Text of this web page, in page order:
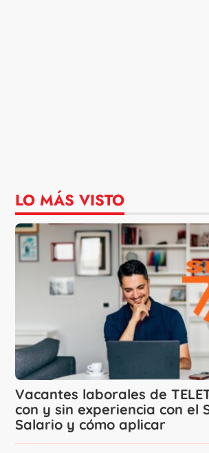
LO MÁS VISTO
Vacantes laborales de
con y sin experiencia con el
Salario y cómo aplicar